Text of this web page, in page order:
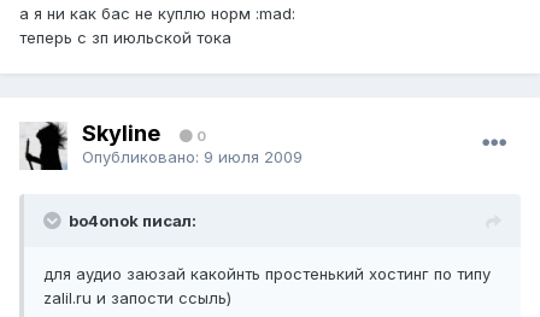
а я ни как бас не куплю норм :mad:
теперь с зп июльской тока
Skyline 0
Опубликовано: 9 июля 2009
bo4onok писал:
для аудио заюзай какойнть простенький хостинг по типу
zalil.ru и запости ссыль)